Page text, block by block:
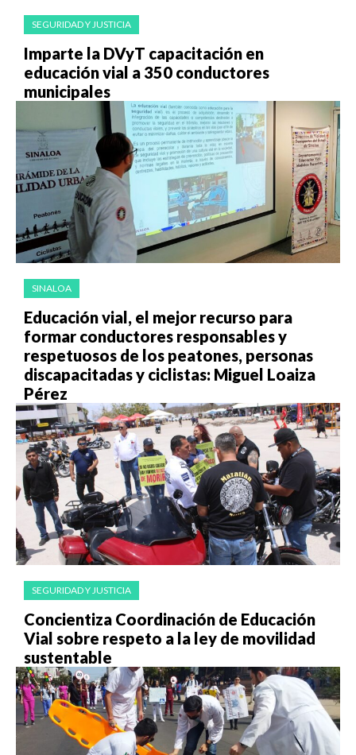
SEGURIDAD Y JUSTICIA
Imparte la DVyT capacitación en
educación vial a 350 conductores
municipales
SINALOA
Educación vial, el mejor recurso para
formar conductores responsables y
respetuosos de los peatones, personas
discapacitadas y ciclistas: Miguel Loaiza
Pérez
SEGURIDAD Y JUSTICIA
Concientiza Coordinación de Educación
Vial sobre respeto a la ley de movilidad
sustentable